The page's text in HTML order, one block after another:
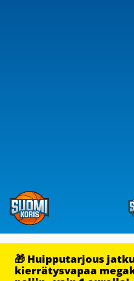
🎁 Huipputarjous
kierrätysvapaa